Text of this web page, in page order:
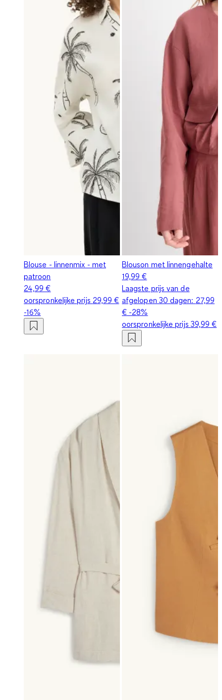
Blouse - linnenmix - met
patroon
24,99 €
oorspronkelijke prijs 29,99 €
-16%
Blouson met linnengehalte
19,99 €
Laagste prijs van de
afgelopen 30 dagen: 27,99
€ -28%
oorspronkelijke prijs 39,99 €